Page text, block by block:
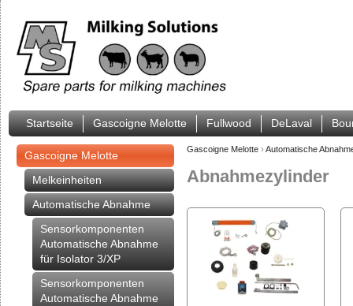
Startseite Gascoigne Melotte Fullwood DeLaval
Gascoigne Melotte
Melkeinheiten
Automatische Abnahme
Sensorkomponenten
Automatische Abnahme
für Isolator 3/XP
Sensorkomponenten
Automatische Abnahme
Gascoigne Melotte › Automatische
Abnahmezylinder